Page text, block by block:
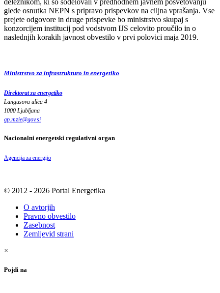
glede osnutka NEPN s pripravo prispevkov na ciljna vprašanja. Vse
prejete odgovore in druge prispevke bo ministrstvo skupaj s
konzorcijem institucij pod vodstvom IJS celovito proučilo in o
naslednjih korakih javnost obvestilo v prvi polovici maja 2019.
Ministrstvo za infrastrukturo in energetiko
Direktorat za energetiko
Langusova ulica 4
1000 Ljubljana
gp.mzie@gov.si
Nacionalni energetski regulativni organ
Agencija za energijo
© 2012 - 2026 Portal Energetika
O avtorjih
Pravno obvestilo
Zasebnost
Zemljevid strani
×
Pojdi na